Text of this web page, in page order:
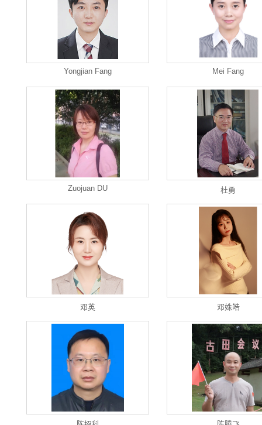
Yongjian Fang Mei Fang
Zuojuan DU 杜勇
邓英 邓姝皓